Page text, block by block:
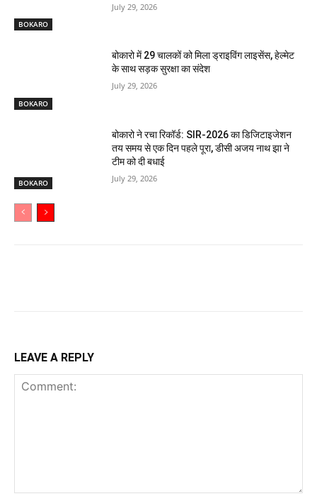
BOKARO
July 29, 2026
BOKARO
बोकारो में 29 चालकों को मिला ड्राइविंग लाइसेंस, हेल्मेट
के साथ सड़क सुरक्षा का संदेश
July 29, 2026
BOKARO
बोकारो ने रचा रिकॉर्ड: SIR-2026 का डिजिटाइजेशन
तय समय से एक दिन पहले पूरा, डीसी अजय नाथ झा ने
टीम को दी बधाई
July 29, 2026
LEAVE A REPLY